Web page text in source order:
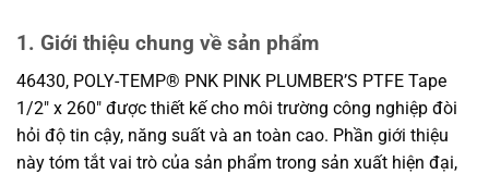
1. Giới thiệu chung về sản phẩm
46430, POLY-TEMP® PNK PINK PLUMBER’S PTFE Tape
1/2″ x 260″ được thiết kế cho môi trường công nghiệp đòi
hỏi độ tin cậy, năng suất và an toàn cao. Phần giới thiệu
này tóm tắt vai trò của sản phẩm trong sản xuất hiện đại,